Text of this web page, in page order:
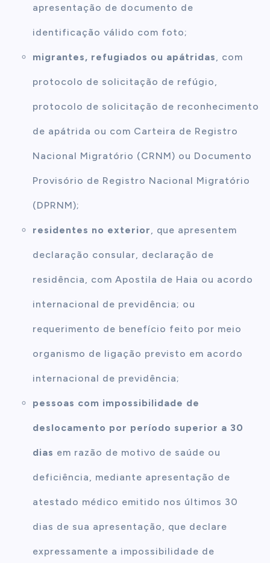
apresentação de documento de
identificação válido com foto;
migrantes, refugiados ou apátridas, com
protocolo de solicitação de refúgio,
protocolo de solicitação de reconhecimento
de apátrida ou com Carteira de Registro
Nacional Migratório (CRNM) ou Documento
Provisório de Registro Nacional Migratório
(DPRNM);
residentes no exterior, que apresentem
declaração consular, declaração de
residência, com Apostila de Haia ou acordo
internacional de previdência; ou
requerimento de benefício feito por meio
organismo de ligação previsto em acordo
internacional de previdência;
pessoas com impossibilidade de
deslocamento por período superior a 30
dias em razão de motivo de saúde ou
deficiência, mediante apresentação de
atestado médico emitido nos últimos 30
dias de sua apresentação, que declare
expressamente a impossibilidade de